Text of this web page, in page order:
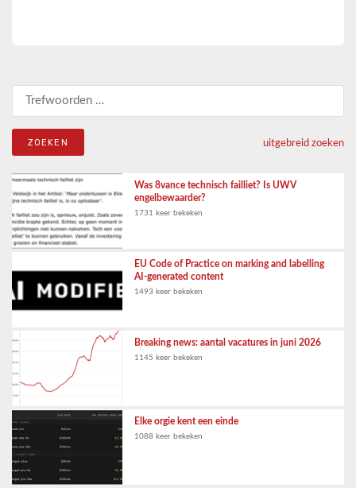
Zoeken naar:
uitgebreid zoeken
Was 8vance technisch failliet? Is UWV
engelbewaarder?
1731 keer bekeken
EU Code of Practice on marking and labelling
AI-generated content
1493 keer bekeken
Breaking news: aantal vacatures in juni 2026
1145 keer bekeken
Elke orgie kent een einde
1088 keer bekeken